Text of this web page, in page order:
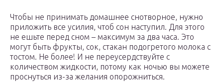
Чтобы не принимать домашнее снотворное, нужно
приложить все усилия, чтоб сон наступил. Для этого
не ешьте перед сном – максимум за два часа. Это
могут быть фрукты, сок, стакан подогретого молока с
тостом. Не более! И не переусердствуйте с
количеством жидкости, потому как ночью вы можете
проснуться из-за желания опорожниться.